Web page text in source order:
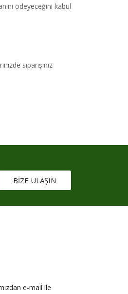
ödeyeceğini kabul
siparişiniz
BIZE ULAŞIN
e-mail ile